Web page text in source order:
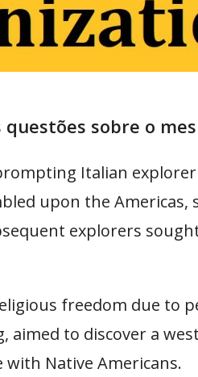
sobre o
Italian
upon the Americas,
explorers
freedom due to
aimed to discover a
Native Americans.